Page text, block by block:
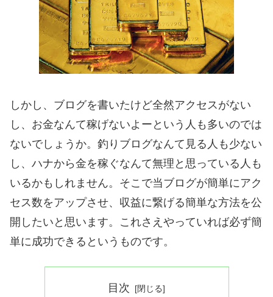
しかし、ブログを書いたけど全然アクセスがない
し、お金なんて稼げないよーという人も多いのでは
ないでしょうか。釣りブログなんて見る人も少ない
し、ハナから金を稼ぐなんて無理と思っている人も
いるかもしれません。そこで当ブログが簡単にアク
セス数をアップさせ、収益に繋げる簡単な方法を公
開したいと思います。これさえやっていれば必ず簡
単に成功できるというものです。
目次